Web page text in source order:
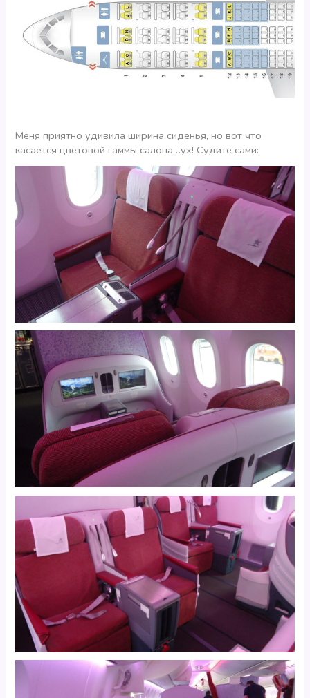
Меня приятно удивила ширина сиденья, но вот что
касается цветовой гаммы салона…ух! Судите сами: